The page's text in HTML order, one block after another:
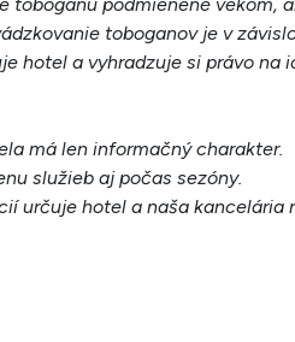
toboganov je v
hotel a vyhradzuje si právo na
má len informačný charakter.
služieb aj počas sezóny.
určuje hotel a naša kancelária